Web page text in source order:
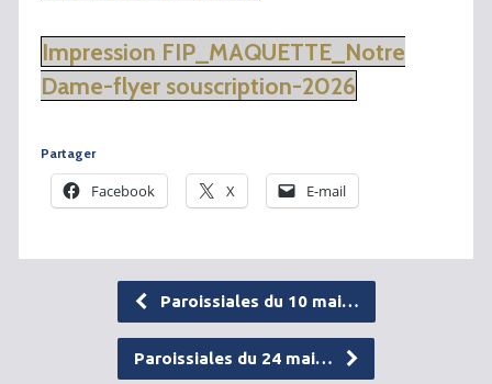
Impression FIP_MAQUETTE_Notre
Dame-flyer souscription-2026
Partager
Facebook X E-mail
Paroissiales du 10 mai…
Paroissiales du 24 mai…